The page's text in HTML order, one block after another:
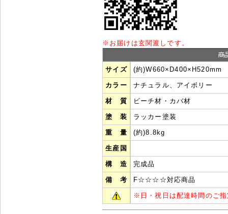
※ お届けは玄関渡しです。
サイズ (約)W660×D400×H520mm
カラー ナチュラル、アイボリー
材 質 ビーチ材・カバ材
塗 装 ラッカー塗装
重 量 (約)8.8kg
生産国
構 造 完成品
備 考 F☆☆☆☆対応商品
※ 日・祝日は配達時間のご